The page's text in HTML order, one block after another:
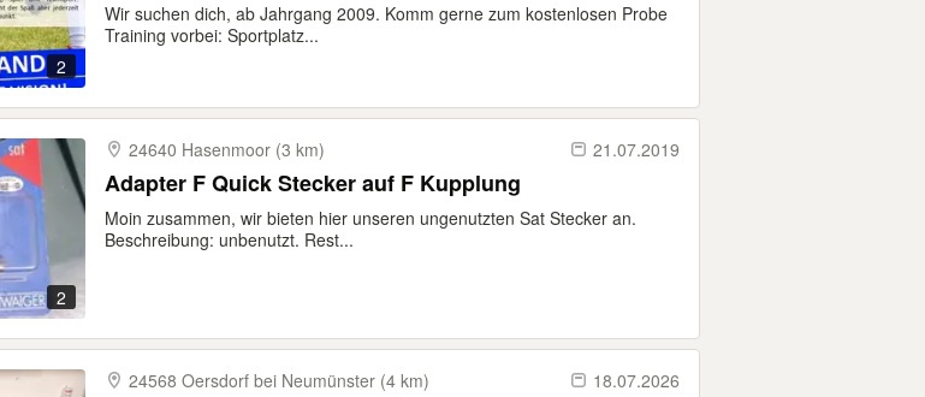
2
Wir suchen dich, ab Jahrgang 2009. Komm gerne zum kostenlosen Probe
Training vorbei: Sportplatz...
2
24640 Hasenmoor (3 km) 21.07.2019
Adapter F Quick Stecker auf F Kupplung
Moin zusammen, wir bieten hier unseren ungenutzten Sat Stecker an.
Beschreibung: unbenutzt. Rest...
24568 Oersdorf bei Neumünster (4 km) 18.07.2026